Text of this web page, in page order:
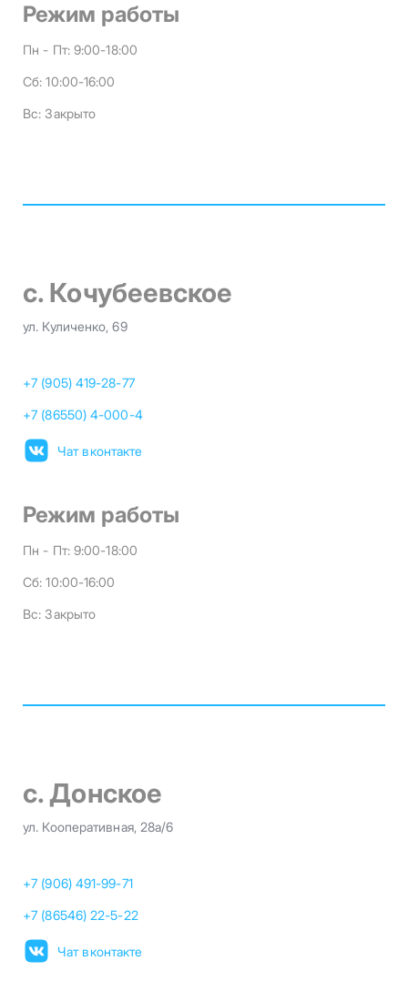
Режим работы
Пн - Пт: 9:00-18:00
Сб:10:00-16:00
Вс:Закрыто
с. Кочубеевское
ул. Куличенко, 69
+7 (905) 419-28-77
+7 (86550) 4-000-4
Чат вконтакте
Режим работы
Пн - Пт: 9:00-18:00
Сб:10:00-16:00
Вс:Закрыто
с. Донское
ул. Кооперативная, 28а/6
+7 (906) 491-99-71
+7 (86546) 22-5-22
Чат вконтакте